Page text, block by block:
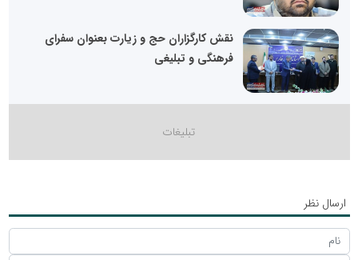
نقش کارگزاران حج و زیارت بعنوان سفرای
فرهنگی و تبلیغی
ارسال نظر